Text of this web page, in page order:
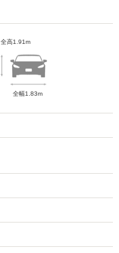
全高1.91m
全幅1.83m